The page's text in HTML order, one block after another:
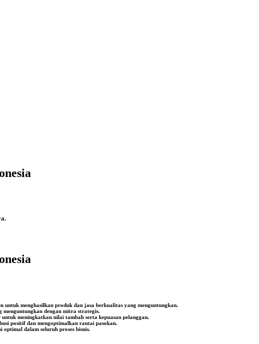
menghasilkan produk dan jasa berkualitas yang menguntungkan.
menguntungkan dengan mitra strategis.
meningkatkan nilai tambah serta kepuasan pelanggan.
positif dan mengoptimalkan rantai pasokan.
dalam seluruh proses bisnis.